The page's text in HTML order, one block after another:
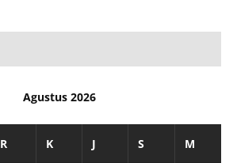
Agustus 2026
R K J S M